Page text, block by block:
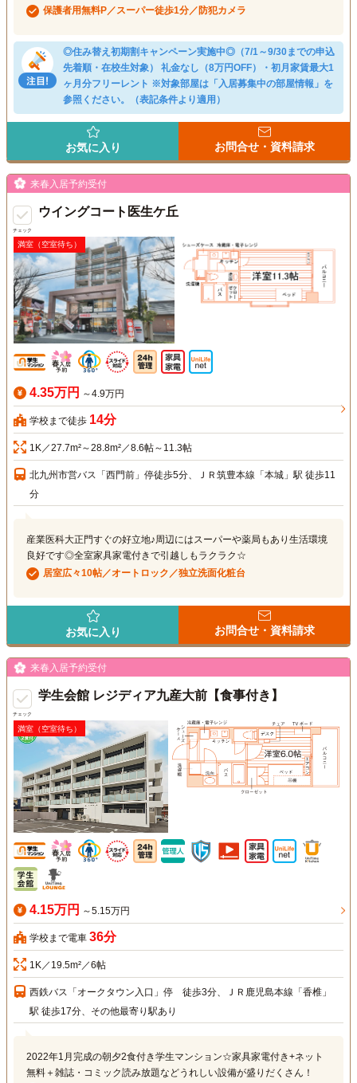
保護者用無料P／スーパー徒歩1分／防犯カメラ
◎住み替え初期割キャンペーン実施中◎（7/1～9/30までの申込
先着順・在校生対象） 礼金なし（8万円OFF）・初月家賃最大1
ヶ月分フリーレント ※対象部屋は「入居募集中の部屋情報」を
参照ください。（表記条件より適用）
お気に入り お問合せ・資料請求
チェック
来春入居予約受付
ウイングコート医生ケ丘
満室（空室待ち）
4.35万円 ～4.9万円
学校まで徒歩 14分
1K／27.7m²～28.8m²／8.6帖～11.3帖
北九州市営バス「西門前」停徒歩5分、ＪＲ筑豊本線「本城」駅 徒歩11
分
産業医科大正門すぐの好立地♪周辺にはスーパーや薬局もあり生活環境
良好です◎全室家具家電付きで引越しもラクラク☆
居室広々10帖／オートロック／独立洗面化粧台
お気に入り お問合せ・資料請求
チェック
来春入居予約受付
学生会館 レジディア九産大前【食事付き】
満室（空室待ち）
4.15万円 ～5.15万円
学校まで電車 36分
1K／19.5m²／6帖
西鉄バス「オークタウン入口」停 徒歩3分、ＪＲ鹿児島本線「香椎」
駅 徒歩17分、その他最寄り駅あり
2022年1月完成の朝夕2食付き学生マンション☆家具家電付き+ネット
無料＋雑誌・コミック読み放題などうれしい設備が盛りだくさん！